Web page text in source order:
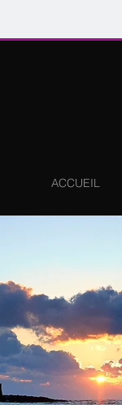
ACCUEIL